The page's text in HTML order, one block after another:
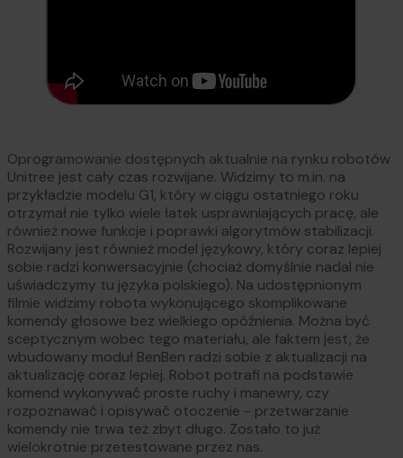
Oprogramowanie dostępnych aktualnie na rynku robotów
Unitree jest cały czas rozwijane. Widzimy to m.in. na
przykładzie modelu G1, który w ciągu ostatniego roku
otrzymał nie tylko wiele łatek usprawniających pracę, ale
również nowe funkcje i poprawki algorytmów stabilizacji.
Rozwijany jest również model językowy, który coraz lepiej
sobie radzi konwersacyjnie (chociaż domyślnie nadal nie
uświadczymy tu języka polskiego). Na udostępnionym
filmie widzimy robota wykonującego skomplikowane
komendy głosowe bez wielkiego opóźnienia. Można być
sceptycznym wobec tego materiału, ale faktem jest, że
wbudowany moduł BenBen radzi sobie z aktualizacji na
aktualizację coraz lepiej. Robot potrafi na podstawie
komend wykonywać proste ruchy i manewry, czy
rozpoznawać i opisywać otoczenie - przetwarzanie
komendy nie trwa też zbyt długo. Zostało to już
wielokrotnie przetestowane przez nas.